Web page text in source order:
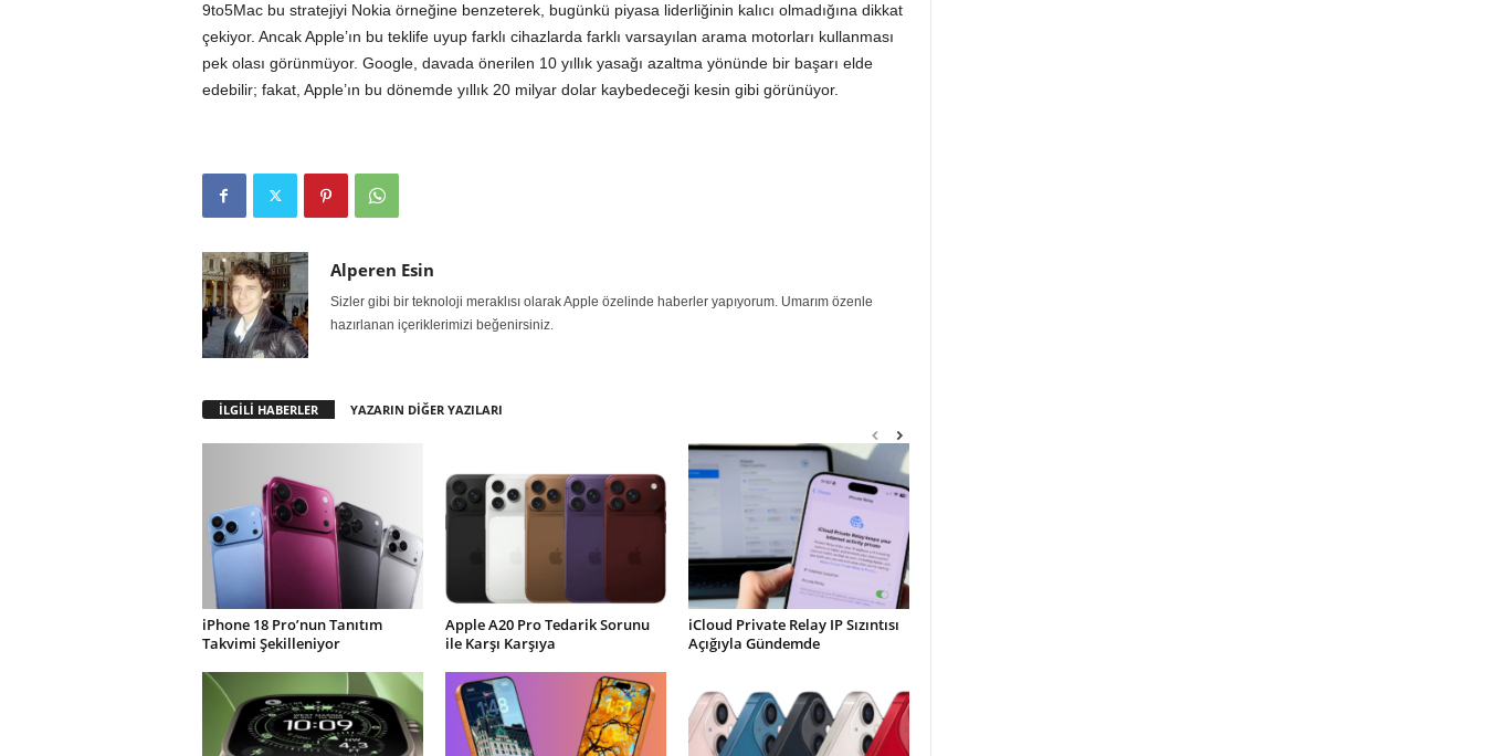
9to5Mac bu stratejiyi Nokia örneğine benzeterek, bugünkü piyasa liderliğinin kalıcı olmadığına dikkat
çekiyor. Ancak Apple’ın bu teklife uyup farklı cihazlarda farklı varsayılan arama motorları kullanması
pek olası görünmüyor. Google, davada önerilen 10 yıllık yasağı azaltma yönünde bir başarı elde
edebilir; fakat, Apple’ın bu dönemde yıllık 20 milyar dolar kaybedeceği kesin gibi görünüyor.
Alperen Esin
Sizler gibi bir teknoloji meraklısı olarak Apple özelinde haberler yapıyorum. Umarım özenle
hazırlanan içeriklerimizi beğenirsiniz.
İLGİLİ HABERLER YAZARIN DİĞER YAZILARI
iPhone 18 Pro’nun Tanıtım
Takvimi Şekilleniyor
Apple A20 Pro Tedarik Sorunu
ile Karşı Karşıya
iCloud Private Relay IP Sızıntısı
Açığıyla Gündemde